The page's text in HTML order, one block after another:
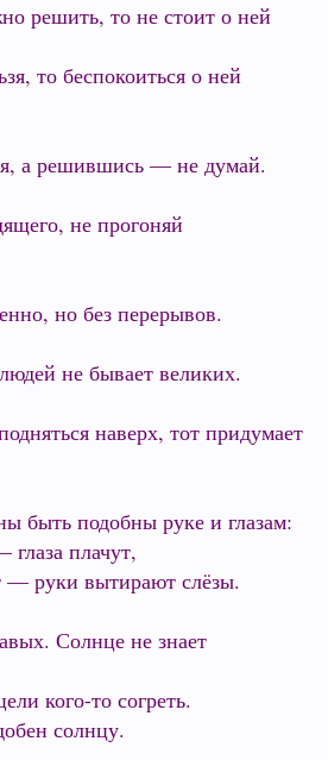
решить, то не стоит о ней
то беспокоиться о ней
а решившись — не думай.
не прогоняй
но без перерывов.
не бывает великих.
наверх, тот придумает
быть подобны руке и глазам:
глаза плачут,
— руки вытирают слёзы.
Солнце не знает
кого-то согреть.
солнцу.